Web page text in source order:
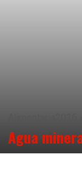
Agua